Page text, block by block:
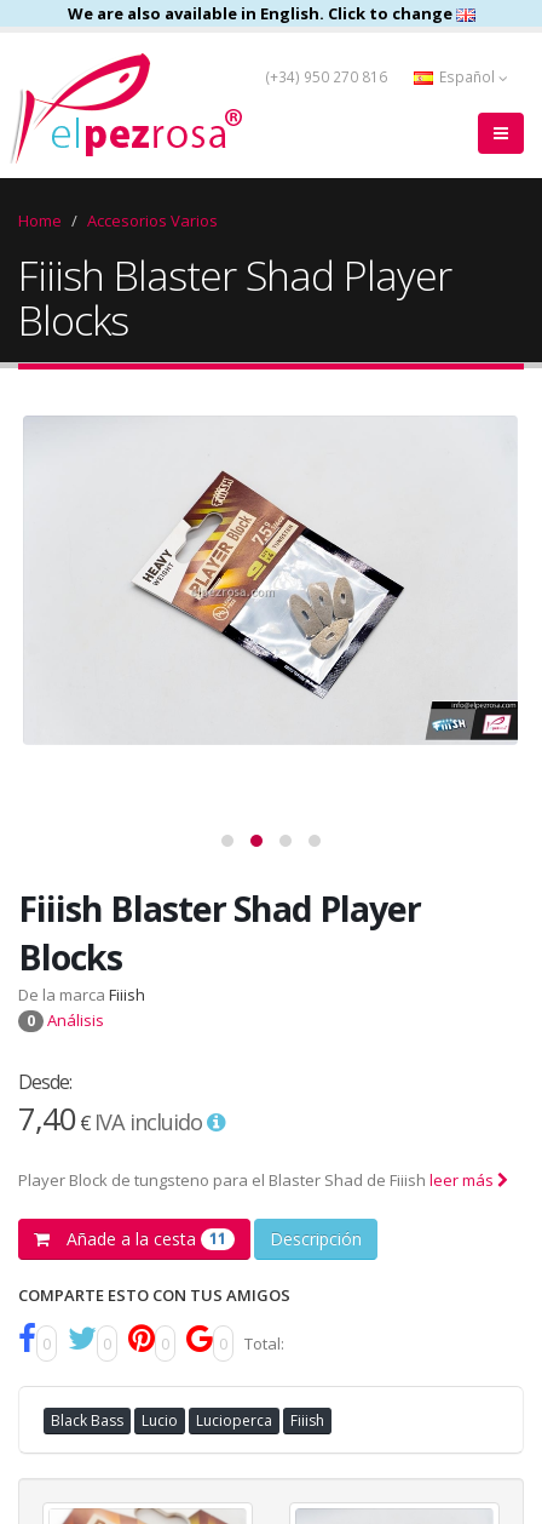
We are also available in English. Click to change
(+34) 950 270 816 Español
Home Accesorios Varios
Fiiish Blaster Shad Player
Blocks
Fiiish Blaster Shad Player
Blocks
De la marca Fiiish
0 Análisis
Desde:
7,40€ IVA incluido
Player Block de tungsteno para el Blaster Shad de Fiiish leer más
Añade a la cesta 11 Descripción
COMPARTE ESTO CON TUS AMIGOS
0 0 0 0 Total:
Black Bass Lucio Lucioperca Fiiish